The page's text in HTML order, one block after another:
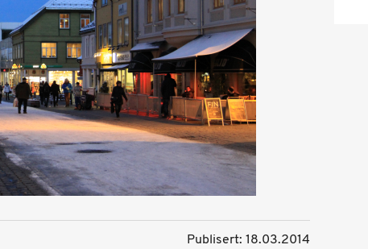
Publisert: 18.03.2014